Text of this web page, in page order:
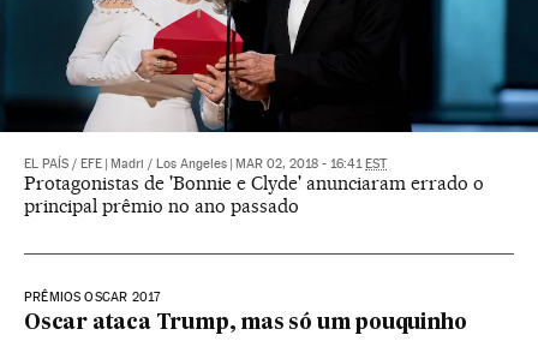
EL PAÍS / EFE Madri / Los Angeles MAR 02, 2018 - 16:41 EST
Protagonistas de 'Bonnie e Clyde' anunciaram errado o
principal prêmio no ano passado
PRÊMIOS OSCAR 2017
Oscar ataca Trump, mas só um pouquinho